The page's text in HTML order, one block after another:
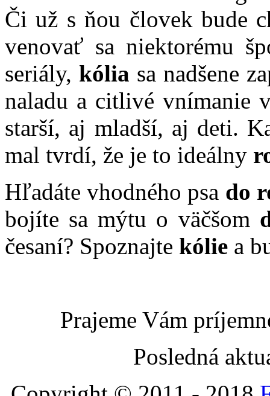
Či už s ňou človek bude
venovať sa niektorému
seriály, kólia sa nadšene
naladu a citlivé vnímanie
starší, aj mladší, aj deti.
mal tvrdí, že je to ideálny
Hľadáte vhodného psa do
bojíte sa mýtu o väčšom
česaní? Spoznajte kólie a
Prajeme Vám
Posledná